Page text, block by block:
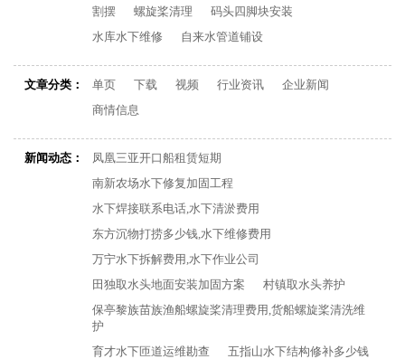
割摆
螺旋桨清理
码头四脚块安装
水库水下维修
自来水管道铺设
文章分类： 单页 下载 视频 行业资讯
企业新闻
商情信息
新闻动态：
凤凰三亚开口船租赁短期
南新农场水下修复加固工程
水下焊接联系电话,水下清淤费用
东方沉物打捞多少钱,水下维修费用
万宁水下拆解费用,水下作业公司
田独取水头地面安装加固方案
村镇取水头养护
保亭黎族苗族渔船螺旋桨清理费用,货船螺旋桨清洗维
护
育才水下匝道运维勘查
五指山水下结构修补多少钱